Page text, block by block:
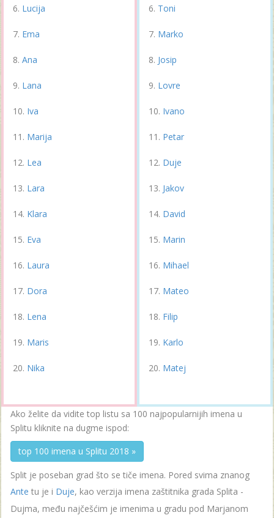
Lucija
Ema
Ana
Lana
Iva
Marija
Lea
Lara
Klara
Eva
Laura
Dora
Lena
Maris
Nika
Toni
Marko
Josip
Lovre
Ivano
Petar
Duje
Jakov
David
Marin
Mihael
Mateo
Filip
Karlo
Matej
Ako želite da vidite top listu sa 100 najpopularnijih imena u
Splitu kliknite na dugme ispod:
top 100 imena u Splitu 2018 »
Split je poseban grad što se tiče imena. Pored svima znanog
Ante tu je i Duje, kao verzija imena zaštitnika grada Splita -
Dujma, među najčešćim je imenima u gradu pod Marjanom